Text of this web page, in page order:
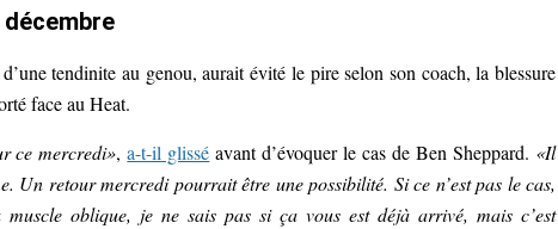
tendinite au genou, aurait évité le pire selon son coach, la blessure
face au Heat.
ce mercredi»,a-t-il glissé avant d’évoquer le cas de Ben Sheppard. «Il
Un retour mercredi pourrait être une possibilité. Si ce n’est pas le cas,
oblique, je ne sais pas si ça vous est déjà arrivé, mais c’est